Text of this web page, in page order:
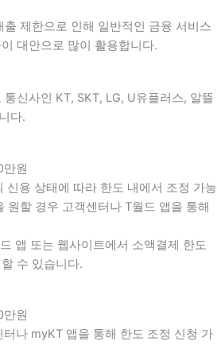
제한으로 인해 일반적인 금융 서비스
대안으로 많이 활용합니다.
신사인 KT, SKT, LG, U유플러스, 알뜰
다.
만원
신용 상태에 따라 한도 내에서 조정 가능
원할 경우 고객센터나 T월드 앱을 통해
앱 또는 웹사이트에서 소액결제 한도
수 있습니다.
만원
터나 myKT 앱을 통해 한도 조정 신청 가